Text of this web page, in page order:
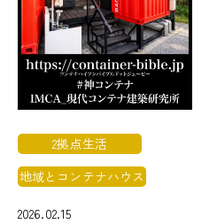
2拠点生活
地域とコンテナハウス
2026.02.15